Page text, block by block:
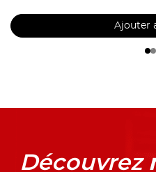
Ajouter
Découvrez